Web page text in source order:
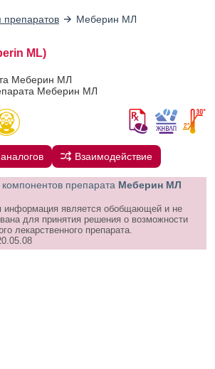
Меберин МЛ
ML)
Меберин МЛ
Меберин МЛ
Взаимодействие
препарата Меберин МЛ
информация является обобщающей и не
для принятия решения о возможности
лекарственного препарата.